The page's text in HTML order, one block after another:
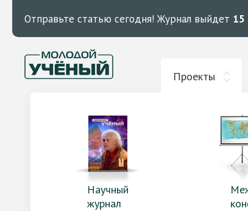
Отправьте статью сегодня! Журнал выйдет 15
Проекты
Научный
журнал